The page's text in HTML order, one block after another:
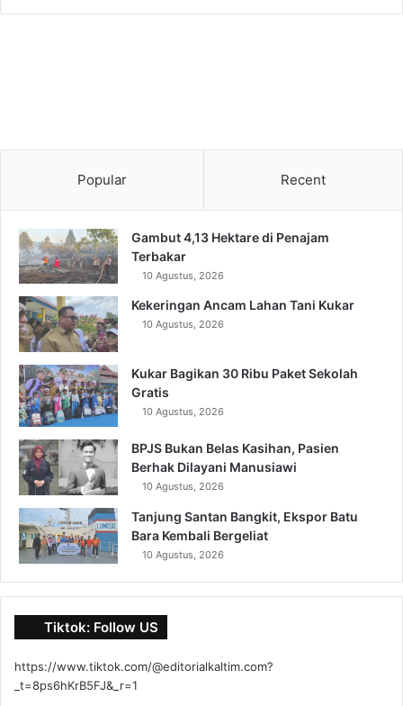
Popular Recent
Gambut 4,13 Hektare di Penajam
Terbakar
10 Agustus, 2026
Kekeringan Ancam Lahan Tani Kukar
10 Agustus, 2026
Kukar Bagikan 30 Ribu Paket Sekolah
Gratis
10 Agustus, 2026
BPJS Bukan Belas Kasihan, Pasien
Berhak Dilayani Manusiawi
10 Agustus, 2026
Tanjung Santan Bangkit, Ekspor Batu
Bara Kembali Bergeliat
10 Agustus, 2026
Tiktok: Follow US
https://www.tiktok.com/@editorialkaltim.com?
_t=8ps6hKrB5FJ&_r=1